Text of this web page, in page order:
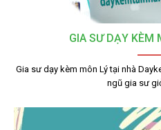
GIA SƯ DẠY KÈM
Gia sư dạy kèm môn Lý tại nhà
ngũ gia sư